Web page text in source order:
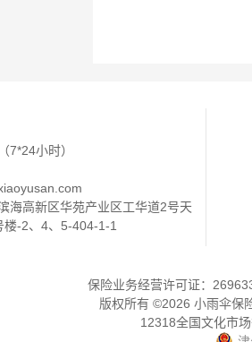
7*24小时）
海高新区华苑产业区工华道2号天
楼-2、4、5-404-1-1
保险业务经营许可证：
版权所有 ©2026 小雨伞保
12318全国文化市